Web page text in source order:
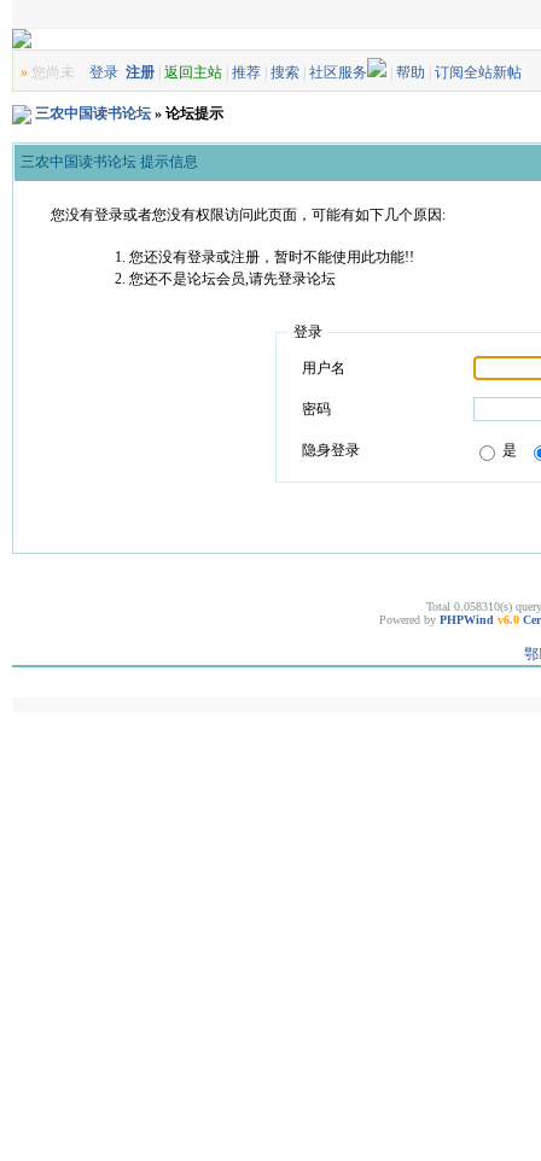
»您尚未 登录 注册| 返回主站| 推荐| 搜索| 社区服务 | 帮助 订阅全站新帖
三农中国读书论坛» 论坛提示
三农中国读书论坛 提示信息
您没有登录或者您没有权限访问此页面，可能有如下几个原因:
您还没有登录或注册，暂时不能使用此功能!!
您还不是论坛会员,请先登录论坛
登录
用户名
密码
隐身登录 是
Total 0.058310(s)
Powered by PHPWind v6.0
鄂